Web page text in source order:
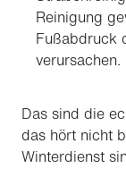
Reinigung
Fußabdruck
verursachen.
Das sind die
das hört nicht
Winterdienst